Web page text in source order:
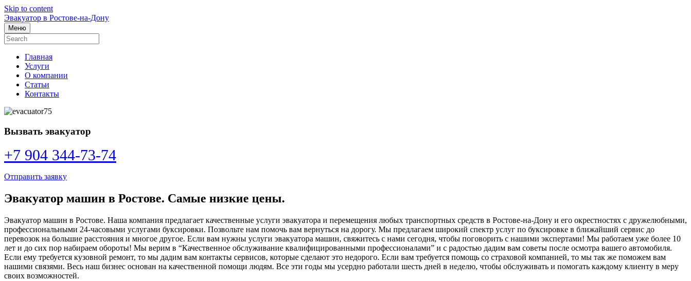
Skip to content
Эвакуатор в Ростове-на-Дону
Меню
Главная
Услуги
О компании
Статьи
Контакты
Вызвать эвакуатор
+7 904 344-73-74
Отправить заявку
Эвакуатор машин в Ростове. Самые низкие цены.
Эвакуатор машин в Ростове. Наша компания предлагает качественные услуги эвакуатора и перемещения любых транспортных средств в Ростове-на-Дону и его окрестностях с дружелюбными,
профессиональными 24-часовыми услугами буксировки. Позвольте нам помочь вам вернуться на дорогу. Мы предлагаем широкий спектр услуг по буксировке в ближайший сервис до
перевозок на большие расстояния и многое другое. Если вам нужны услуги эвакуатора машин, свяжитесь с нами сегодня, чтобы поговорить с нашими экспертами! Мы работаем уже более 10
лет и до сих пор набираем обороты! Мы верим в “Качественное обслуживание квалифицированными профессионалами” и с радостью дадим вам советы после осмотра вашего автомобиля.
Если ему требуется кузовной ремонт, то мы дадим вам контакты сервисов, которые сделают это недорого. Если вам требуется помощь со страховой компанией, то мы так же поможем вам
нашими связями. Весь наш бизнес основан на качественной помощи людям. Все эти годы мы усердно работали шесть дней в неделю, чтобы обслуживать и помогать каждому клиенту в меру
своих возможностей.